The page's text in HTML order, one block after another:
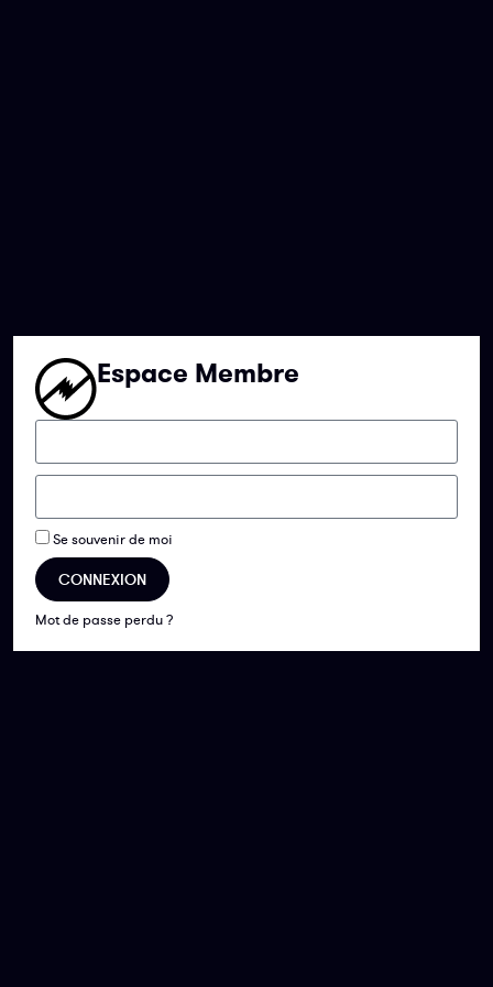
Espace Membre
Se souvenir de moi
CONNEXION
Mot de passe perdu ?